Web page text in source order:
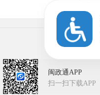
闽政通APP
扫一扫下载APP